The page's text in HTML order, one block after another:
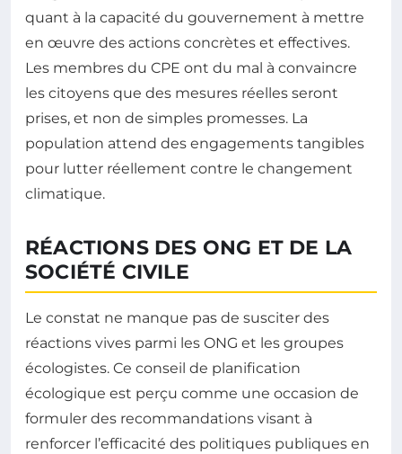
quant à la capacité du gouvernement à mettre
en œuvre des actions concrètes et effectives.
Les membres du CPE ont du mal à convaincre
les citoyens que des mesures réelles seront
prises, et non de simples promesses. La
population attend des engagements tangibles
pour lutter réellement contre le changement
climatique.
RÉACTIONS DES ONG ET DE LA
SOCIÉTÉ CIVILE
Le constat ne manque pas de susciter des
réactions vives parmi les ONG et les groupes
écologistes. Ce conseil de planification
écologique est perçu comme une occasion de
formuler des recommandations visant à
renforcer l’efficacité des politiques publiques en